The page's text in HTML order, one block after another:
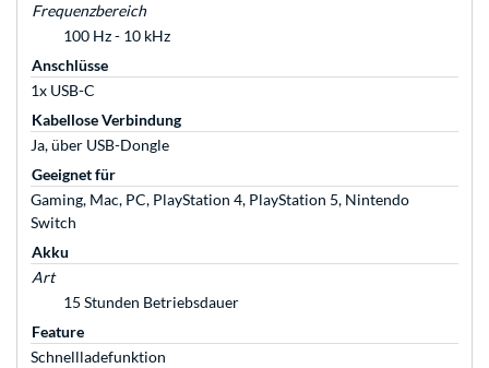
Frequenzbereich
100 Hz - 10 kHz
Anschlüsse
1x USB-C
Kabellose Verbindung
Ja, über USB-Dongle
Geeignet für
Gaming, Mac, PC, PlayStation 4, PlayStation 5, Nintendo
Switch
Akku
Art
15 Stunden Betriebsdauer
Feature
Schnellladefunktion